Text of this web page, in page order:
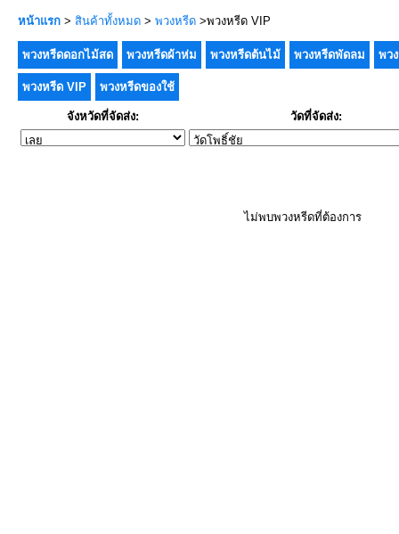
หน้าแรก > สินค้าทั้งหมด > พวงหรีด >พวงหรีด VIP
พวงหรีดดอกไม้สด พวงหรีดผ้าห่ม พวงหรีดต้นไม้ พวงหรีดพัดลม พว
พวงหรีด VIP พวงหรีดของใช้
จังหวัดที่จัดส่ง: วัดที่จัดส่ง:
ไม่พบพวงหรีดที่ต้องการ